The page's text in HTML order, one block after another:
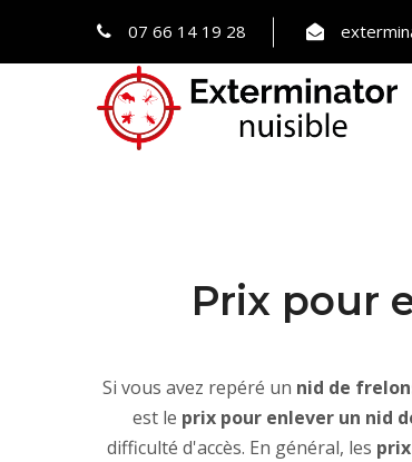
07 66 14 19 28
Prix pour
Si vous avez repéré un nid de
est le prix pour enlever un nid
difficulté d'accès. En général, les